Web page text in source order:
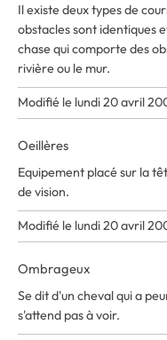
Il existe deux types de
obstacles sont identiques
chase qui comporte des
rivière ou le mur.
Modifié le lundi 20 avril
Oeillères
Equipement placé sur la
de vision.
Modifié le lundi 20 avril
Ombrageux
Se dit d'un cheval qui a
s'attend pas à voir.